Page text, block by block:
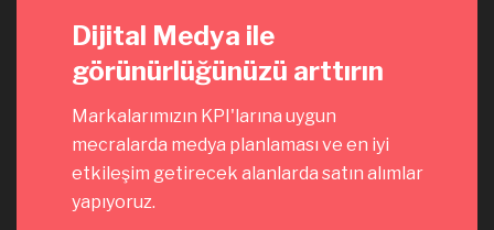
Dijital Medya ile
görünürlüğünüzü arttırın
Markalarımızın KPI'larına uygun
mecralarda medya planlaması ve en iyi
etkileşim getirecek alanlarda satın alımlar
yapıyoruz.